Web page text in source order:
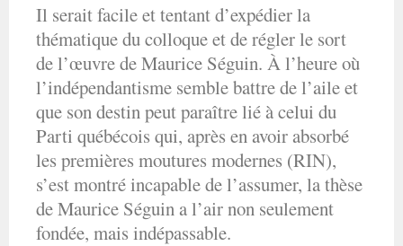
Il serait facile et tentant d’expédier la
thématique du colloque et de régler le sort
de l’œuvre de Maurice Séguin. À l’heure où
l’indépendantisme semble battre de l’aile et
que son destin peut paraître lié à celui du
Parti québécois qui, après en avoir absorbé
les premières moutures modernes (RIN),
s’est montré incapable de l’assumer, la thèse
de Maurice Séguin a l’air non seulement
fondée, mais indépassable.